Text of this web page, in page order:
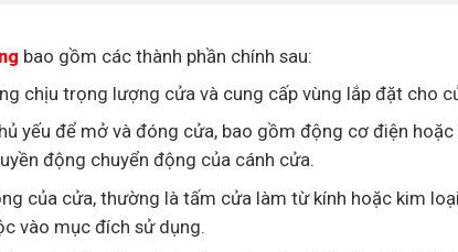
bao gồm các thành phần chính sau:
chịu trọng lượng cửa và cung cấp vùng lắp đặt cho
yếu để mở và đóng cửa, bao gồm động cơ điện
động chuyển động của cánh cửa.
của cửa, thường là tấm cửa làm từ kính hoặc kim
vào mục đích sử dụng.